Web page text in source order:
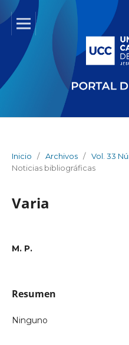
Inicio / Archivos / Vol. 33
Noticias bibliográficas
Varia
M. P.
Resumen
Ninguno